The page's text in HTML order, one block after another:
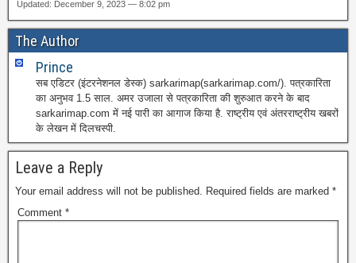
Updated: December 9, 2023 — 8:02 pm
The Author
Prince
सब एडिटर (इंटरनेशनल डेस्क) sarkarimap(sarkarimap.com/). पत्रकारिता
का अनुभव 1.5 साल. अमर उजाला से पत्रकारिता की शुरुआत करने के बाद
sarkarimap.com में नई पारी का आगाज किया है. राष्ट्रीय एवं अंतरराष्ट्रीय खबरों
के लेखन में दिलचस्पी.
Leave a Reply
Your email address will not be published. Required fields are marked *
Comment *